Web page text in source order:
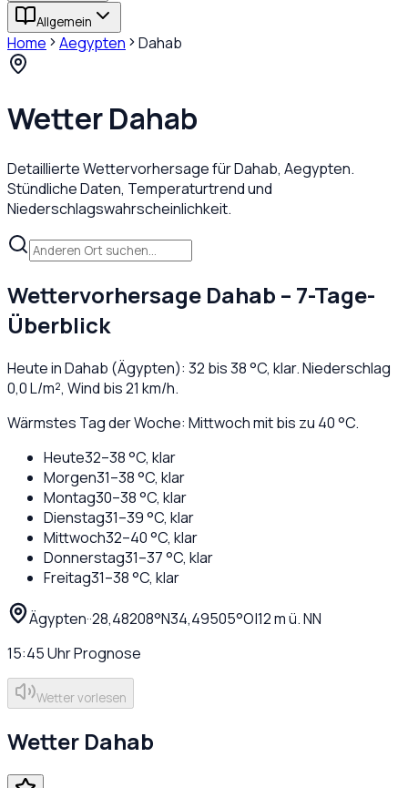
Allgemein
Home Aegypten Dahab
WetterDahab
Detaillierte Wettervorhersage fürDahab, Aegypten.
Stündliche Daten, Temperaturtrend und
Niederschlagswahrscheinlichkeit.
Wettervorhersage Dahab – 7-Tage-
Überblick
Heute inDahab (Ägypten): 32 bis38°C, klar. Niederschlag
0,0L/m², Wind bis21 km/h.
Wärmstes Tag der Woche: Mittwoch mit bis zu 40 °C.
Heute32–38°C, klar
Morgen31–38°C, klar
Montag30–38°C, klar
Dienstag31–39°C, klar
Mittwoch32–40°C, klar
Donnerstag31–37°C, klar
Freitag31–38°C, klar
Ägypten··28,48208°N34,49505°O|12m ü. NN
15:45UhrPrognose
Wetter vorlesen
Wetter Dahab